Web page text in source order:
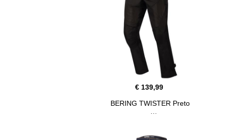
€ 139,99
BERING TWISTER Preto